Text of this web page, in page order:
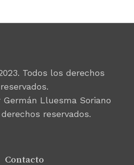
Todos los derechos
reservados.
Lluesma Soriano
reservados.
Contacto